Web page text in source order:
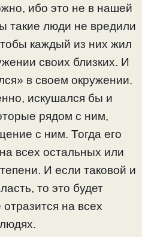
ибо это не в нашей
такие люди не вредили
каждый из них жил
своих близких. И
в своем окружении.
искушался бы и
рядом с ним,
с ним. Тогда его
всех остальных или
И если таковой и
то это будет
на всех